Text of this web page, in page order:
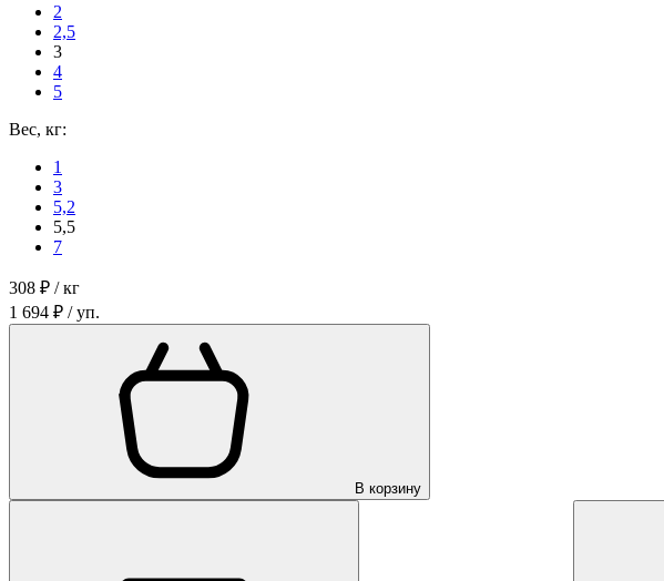
2
2,5
3
4
5
Вес, кг:
1
3
5,2
5,5
7
308 ₽ / кг
1 694 ₽ / уп.
В корзину